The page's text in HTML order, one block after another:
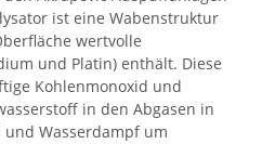
ist eine Wabenstruktur
wertvolle
und Platin) enthält. Diese
Kohlenmonoxid und
in den Abgasen in
Wasserdampf um